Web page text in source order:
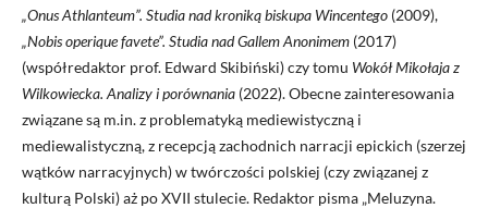
„Onus Athlanteum”. Studia nad kroniką biskupa Wincentego(2009),
„Nobis operique favete”. Studia nad Gallem Anonimem(2017)
(współredaktor prof. Edward Skibiński) czy tomu Wokół Mikołaja z
Wilkowiecka. Analizy i porównania(2022). Obecne zainteresowania
związane są m.in. z problematyką mediewistyczną i
mediewalistyczną, z recepcją zachodnich narracji epickich (szerzej
wątków narracyjnych) w twórczości polskiej (czy związanej z
kulturą Polski) aż po XVII stulecie. Redaktor pisma „Meluzyna.